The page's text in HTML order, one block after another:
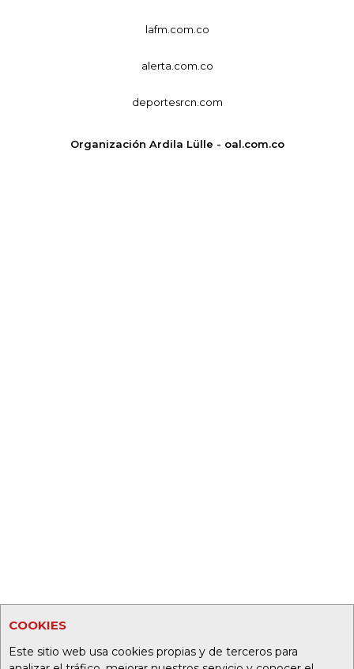
COOKIES
Este sitio web usa cookies propias y de terceros para
lafm.com.co
alerta.com.co
deportesrcn.com
Organización Ardila Lülle - oal.com.co